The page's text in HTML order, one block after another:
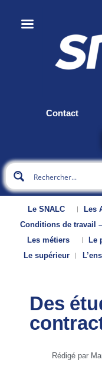
Contact
Le SNALC Les
Conditions de travail
Les métiers
Le
Le supérieur
Des
Rédigé par